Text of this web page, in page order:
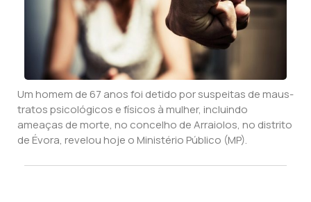
Um homem de 67 anos foi detido por suspeitas de maus-
tratos psicológicos e físicos à mulher, incluindo
ameaças de morte, no concelho de Arraiolos, no distrito
de Évora, revelou hoje o Ministério Público (MP).